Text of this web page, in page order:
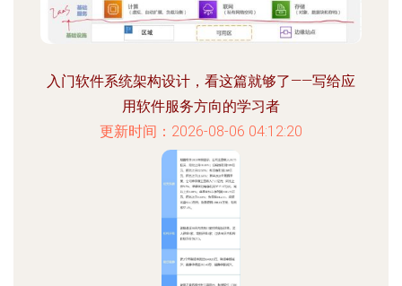
入门软件系统架构设计，看这篇就够了——写给应
用软件服务方向的学习者
更新时间：2026-08-06 04:12:20